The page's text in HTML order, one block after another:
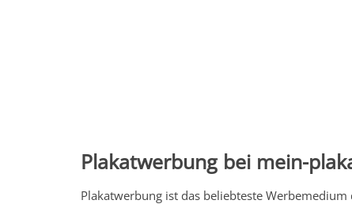
Plakatwerbung bei mein-
Plakatwerbung ist das beliebteste